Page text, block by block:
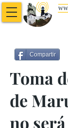
Compartir
Toma
de
no